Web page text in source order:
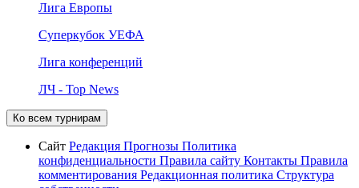
Лига Европы
Суперкубок УЕФА
Лига конференций
ЛЧ - Top News
Ко всем турнирам
Сайт Редакция Прогнозы Политика
конфиденциальности Правила сайту Контакты Правила
комментирования Редакционная политика Структура